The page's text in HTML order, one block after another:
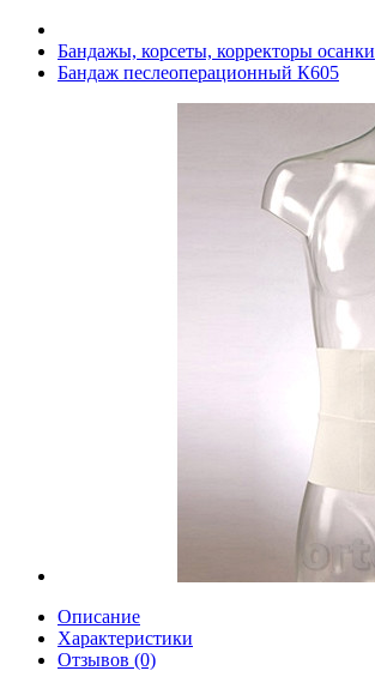
Бандажы, корсеты, корректоры осанки
Бандаж песлеоперационный К605
Описание
Характеристики
Отзывов (0)